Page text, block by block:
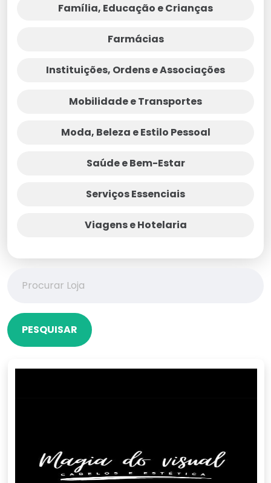
Família, Educação e Crianças
Farmácias
Instituições, Ordens e Associações
Mobilidade e Transportes
Moda, Beleza e Estilo Pessoal
Saúde e Bem-Estar
Serviços Essenciais
Viagens e Hotelaria
PESQUISAR